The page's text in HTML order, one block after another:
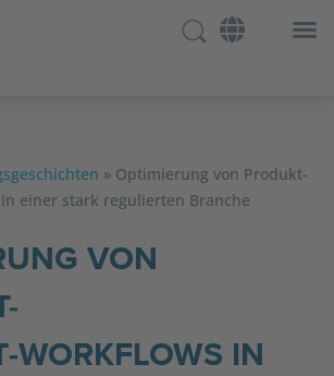
» Optimierung von Produkt-
einer stark regulierten Branche
VON
IN